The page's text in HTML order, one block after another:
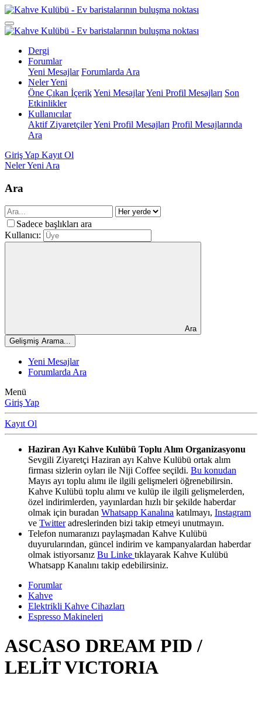
Dergi
Forumlar
Yeni Mesajlar Forumlarda Ara
Neler Yeni
Öne Çıkan İçerikYeni MesajlarYeni Profil Mesajları Son
Etkinlikler
Kullanıcılar
Aktif ZiyaretçilerYeni Profil Mesajları Profil Mesajlarında
Ara
Giriş Yap Kayıt Ol
Neler Yeni Ara
Ara
Sadece başlıkları ara
Kullanıcı:
Ara
Gelişmiş Arama...
Yeni Mesajlar
Forumlarda Ara
Menü
Giriş Yap
Kayıt Ol
Haziran Ayı Kahve Kulübü Toplu Alım Organizasyonu
Sevgili Ziyaretçi Haziran ayı Kahve Kulübü ortak alım
firması sizlerin oyları ile Niji Coffee seçildi. Bu konudan
Mayıs ayı toplu alımı ile ilgili gelişmeleri öğrenebilirsin.
Kahve Kulübü toplu alımı ve kulüp ile ilgili gelişmelerden,
özel indirimlerden, yayınlardan hızlı bir şekilde haberdar
olmak için buradan Whatsapp Kanalına katılmayı, Instagram
ve Twitteradreslerinden bizi takip etmeyi unutmayın.
Telefon numaranızı paylaşmadan Kahve Kulübü
duyurularından, güncel indirim ve kampanyalardan haberdar
olmak istiyorsanız Bu Linke tıklayarak Kahve Kulübü
Whatsapp Kanalını takip edebilirsiniz.
Forumlar
Kahve
Elektrikli Kahve Cihazları
Espresso Makineleri
ASCASO DREAM PID /
LELİT VICTORIA